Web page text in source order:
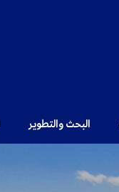
البحث والتطوير